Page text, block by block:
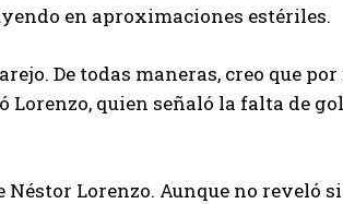
en aproximaciones estériles.
De todas maneras, creo que
Lorenzo, quien señaló la falta de
Lorenzo. Aunque no reveló